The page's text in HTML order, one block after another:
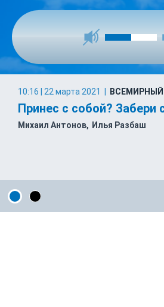
10:16 | 22 марта 2021
Принес с собой?
Михаил Антонов Илья Разбаш